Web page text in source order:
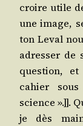
croire utile
une image,
ton Leval
adres­ser
ques­tion,
cahier
science ».]].
je dès